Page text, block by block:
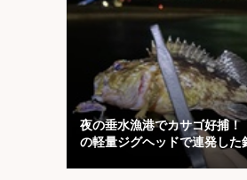
夜の垂水漁港でカサゴ好捕！
の軽量ジグヘッドで連発した